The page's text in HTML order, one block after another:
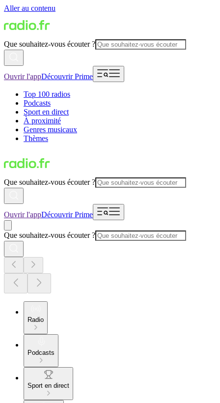
Aller au contenu
Que souhaitez-vous écouter ?
Ouvrir l'appDécouvrir Prime
Top 100 radios
Podcasts
Sport en direct
À proximité
Genres musicaux
Thèmes
Que souhaitez-vous écouter ?
Ouvrir l'appDécouvrir Prime
Que souhaitez-vous écouter ?
Radio
Podcasts
Sport en direct